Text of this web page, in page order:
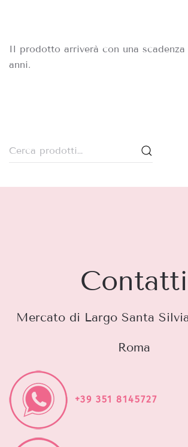
Il prodotto arriverà con una
anni.
Cerca:
Contatti
Mercato di Largo Santa
Roma
+39 351 8145727